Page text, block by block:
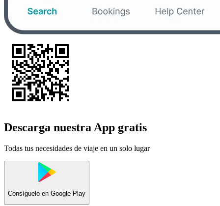
Descarga nuestra App gratis
Todas tus necesidades de viaje en un solo lugar
Consíguelo en Google Play